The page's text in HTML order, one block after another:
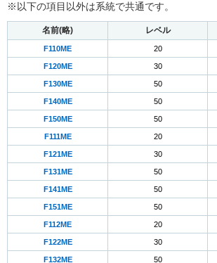
※以下の項目以外は系統で共通です。
名前(略) レベル
F110ME 20
F120ME 30
F130ME 50
F140ME 50
F150ME 50
F111ME 20
F121ME 30
F131ME 50
F141ME 50
F151ME 50
F112ME 20
F122ME 30
F132ME 50